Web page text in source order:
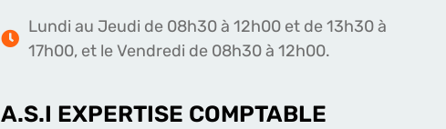
Lundi au Jeudi de 08h30 à 12h00 et de 13h30 à
17h00, et le Vendredi de 08h30 à 12h00.
A.S.I EXPERTISE COMPTABLE